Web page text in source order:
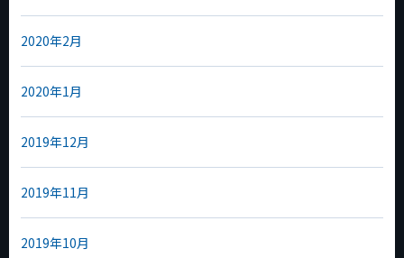
2020年2月
2020年1月
2019年12月
2019年11月
2019年10月